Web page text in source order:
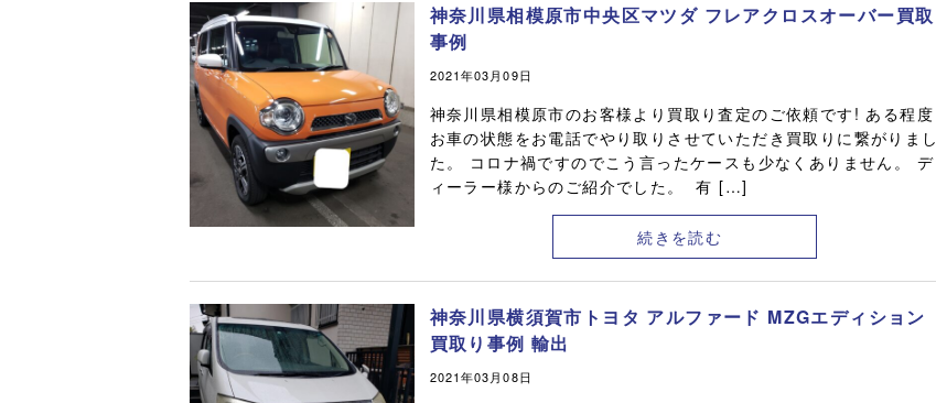
神奈川県相模原市中央区マツダ フレアクロスオーバー買取
事例
2021年03月09日
神奈川県相模原市のお客様より買取り査定のご依頼です! ある程度
お車の状態をお電話でやり取りさせていただき買取りに繋がりまし
た。 コロナ禍ですのでこう言ったケースも少なくありません。 デ
ィーラー様からのご紹介でした。 有 […]
続きを読む
神奈川県横須賀市トヨタ アルファード MZGエディション
買取り事例 輸出
2021年03月08日